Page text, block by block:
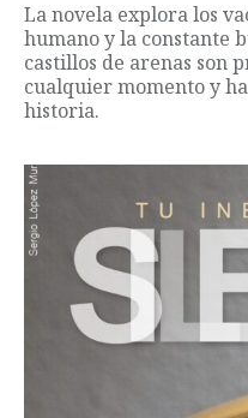
La novela explora los
humano y la constante
castillos de arenas son
cualquier momento y
historia.